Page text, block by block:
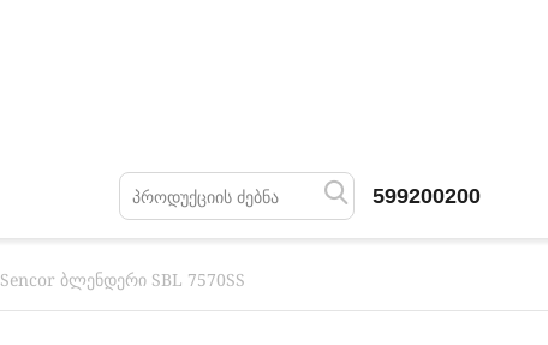
599200200
Sencor ბლენდერი SBL 7570SS